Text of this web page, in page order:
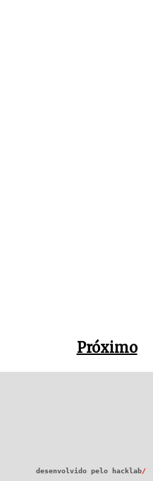
Próximo
desenvolvido pelo hacklab/